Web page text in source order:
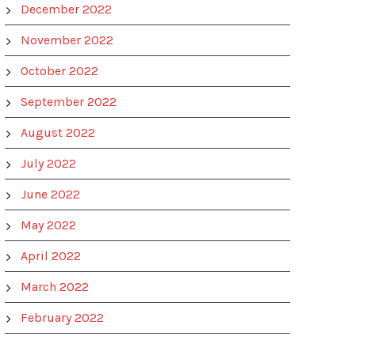
December 2022
November 2022
October 2022
September 2022
August 2022
July 2022
June 2022
May 2022
April 2022
March 2022
February 2022